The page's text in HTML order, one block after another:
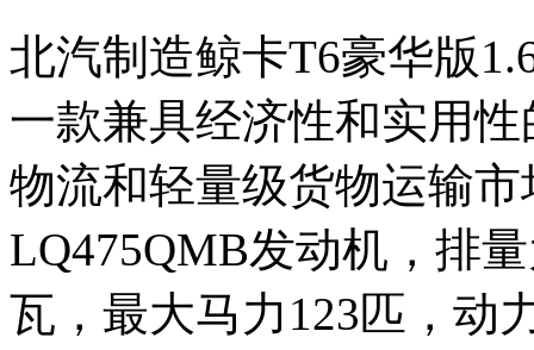
北汽制造鲸卡T6豪华版
一款兼具经济性和实用
物流和轻量级货物运输
LQ475QMB发动机，排
瓦，最大马力123匹，动